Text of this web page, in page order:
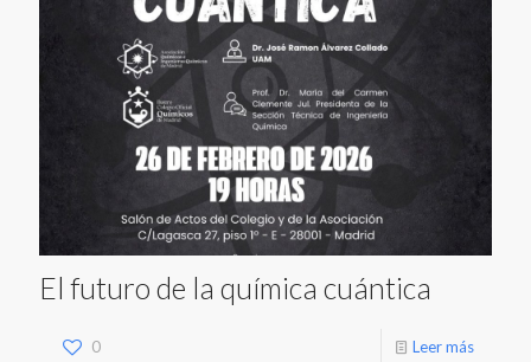
El futuro de la química cuántica
0 Leer más